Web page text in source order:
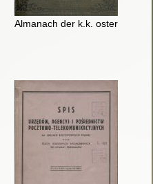
Almanach der k.k.